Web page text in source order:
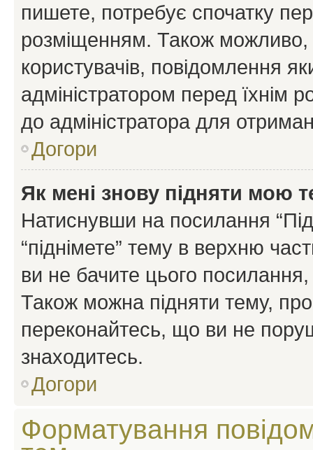
пишете, потребує спочатку
розміщенням. Також можливо,
користувачів, повідомлення
адміністратором перед їхнім
до адміністратора для
Догори
Як мені знову підняти мою
Натиснувши на посилання
“піднімете” тему в верхню
ви не бачите цього
Також можна підняти тему,
переконайтесь, що ви не
знаходитесь.
Догори
Форматування